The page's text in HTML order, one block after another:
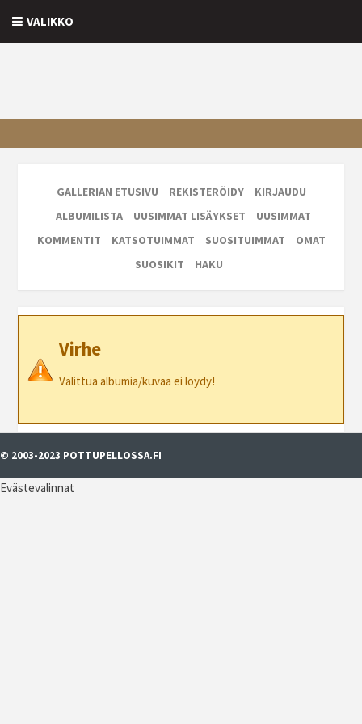
VALIKKO
GALLERIAN ETUSIVU REKISTERÖIDY
KIRJAUDU
ALBUMILISTA
UUSIMMAT LISÄYKSET
UUSIMMAT
KOMMENTIT
KATSOTUIMMAT SUOSITUIMMAT
OMAT
SUOSIKIT
HAKU
Virhe
Valittua albumia/kuvaa ei löydy!
© 2003-2023 POTTUPELLOSSA.FI
Evästevalinnat